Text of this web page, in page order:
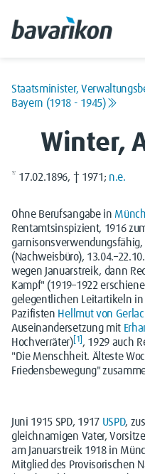
Staatsminister,
Bayern (1918 - 1945)
Winter,
* 17.02.1896, † 1971; n.e.
Ohne Berufsangabe in
Rentamtsinspizient, 1916
(Nachweisbüro),
wegen Januarstreik, dann
Kampf" (1919–1922
gelegentlichen Leitartikeln
Pazifisten Hellmut von
Auseinandersetzung mit
Hochverräter)[ 1 , 1929 auch
"Die Menschheit. Älteste
Friedensbewegung"
Juni 1915 SPD, 1917 USPD,
gleichnamigen Vater,
am Januarstreik 1918 in
Mitglied des Provisorischen